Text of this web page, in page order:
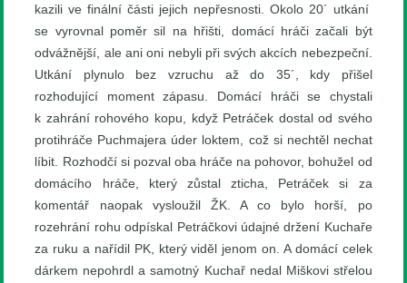
kazili ve finální části jejich nepřesnosti. Okolo 20´ utkání
se vyrovnal poměr sil na hřišti, domácí hráči začali být
odvážnější, ale ani oni nebyli při svých akcích nebezpeční.
Utkání plynulo bez vzruchu až do 35´, kdy přišel
rozhodující moment zápasu. Domácí hráči se chystali
k zahrání rohového kopu, když Petráček dostal od svého
protihráče Puchmajera úder loktem, což si nechtěl nechat
líbit. Rozhodčí si pozval oba hráče na pohovor, bohužel od
domácího hráče, který zůstal zticha, Petráček si za
komentář naopak vysloužil ŽK. A co bylo horší, po
rozehrání rohu odpískal Petráčkovi údajné držení Kuchaře
za ruku a nařídil PK, který viděl jenom on. A domácí celek
dárkem nepohrdl a samotný Kuchař nedal Miškovi střelou